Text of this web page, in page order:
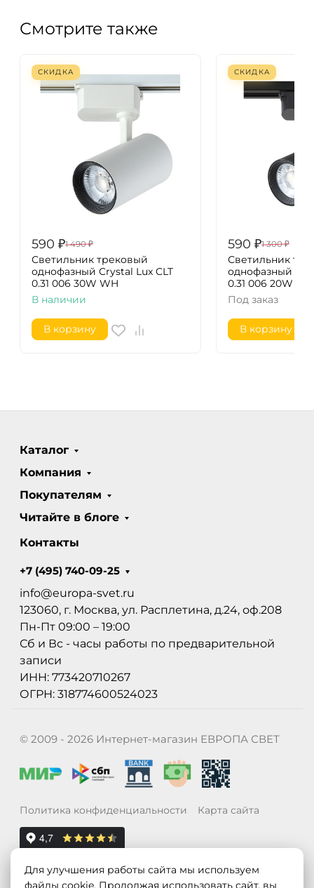
Смотрите также
СКИДКА
590 ₽1 490 ₽
Светильник трековый
однофазный Crystal Lux CLT
0.31 006 30W WH
В наличии
В корзину
СКИДКА
590 ₽1 300 ₽
Светильник
однофазный
0.31 006 20W BL
Под заказ
В корзину
Каталог
Компания
Покупателям
Читайте в блоге
Контакты
+7 (495) 740-09-25
info@europa-svet.ru
123060, г. Москва, ул. Расплетина, д.24, оф.208
Пн-Пт 09:00 – 19:00
Сб и Вс - часы работы по предварительной
записи
ИНН: 773420710267
ОГРН: 318774600524023
© 2009 - 2026 Интернет-магазин ЕВРОПА СВЕТ
Политика конфиденциальности Карта сайта
Для улучшения работы сайта мы используем
файлы cookie. Продолжая использовать сайт, вы